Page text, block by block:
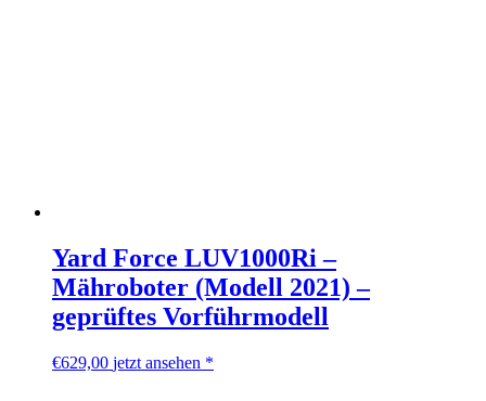
Yard Force LUV1000Ri –
Mähroboter (Modell 2021) –
geprüftes Vorführmodell
€629,00 jetzt ansehen *